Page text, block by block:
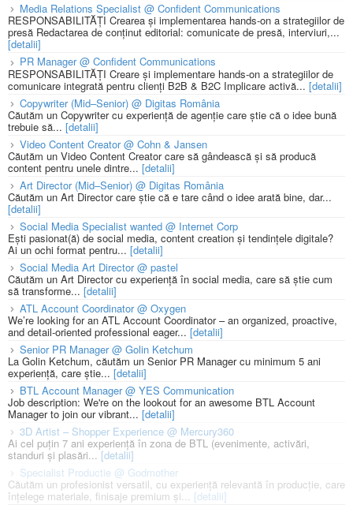
Media Relations Specialist @ Confident Communications
RESPONSABILITĂȚI Crearea și implementarea hands-on a strategiilor de
presă Redactarea de conținut editorial: comunicate de presă, interviuri,...
[detalii]
PR Manager @ Confident Communications
RESPONSABILITĂȚI Creare și implementare hands-on a strategiilor de
comunicare integrată pentru clienți B2B & B2C Implicare activă... [detalii]
Copywriter (Mid–Senior) @ Digitas România
Căutăm un Copywriter cu experiență de agenție care știe că o idee bună
trebuie să... [detalii]
Video Content Creator @ Cohn & Jansen
Căutăm un Video Content Creator care să gândească și să producă
content pentru unele dintre... [detalii]
Art Director (Mid–Senior) @ Digitas România
Căutăm un Art Director care știe că e tare când o idee arată bine, dar...
[detalii]
Social Media Specialist wanted @ Internet Corp
Ești pasionat(ă) de social media, content creation și tendințele digitale?
Ai un ochi format pentru... [detalii]
Social Media Art Director @ pastel
Căutăm un Art Director cu experiență în social media, care să știe cum
să transforme... [detalii]
ATL Account Coordinator @ Oxygen
We’re looking for an ATL Account Coordinator – an organized, proactive,
and detail-oriented professional eager... [detalii]
Senior PR Manager @ Golin Ketchum
La Golin Ketchum, căutăm un Senior PR Manager cu minimum 5 ani
experiență, care știe... [detalii]
BTL Account Manager @ YES Communication
Job description: We're on the lookout for an awesome BTL Account
Manager to join our vibrant... [detalii]
3D Artist – Shopper Experience @ Mercury360
Ai cel puțin 7 ani experiență în zona de BTL (evenimente, activări,
standuri și plasări... [detalii]
Specialist Productie @ Godmother
Căutăm un profesionist versatil, cu experiență relevantă în producție, care
înțelege materiale, finisaje premium și... [detalii]